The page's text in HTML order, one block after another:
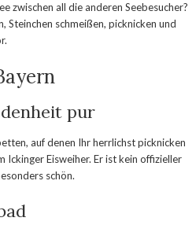
zwischen all die anderen Seebesucher?
Steinchen schmeißen, picknicken und
pur
auf denen Ihr herrlichst picknicken
Eisweiher. Er ist kein offizieller
schön.